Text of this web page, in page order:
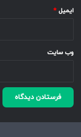
ایمیل *
وب‌ سایت